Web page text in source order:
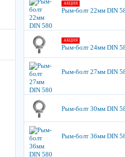
АКЦИЯ
Рым-болт 22мм DIN
АКЦИЯ
Рым-болт 24мм DIN
Рым-болт 27мм DIN
Рым-болт 30мм DIN
Рым-болт 36мм DIN